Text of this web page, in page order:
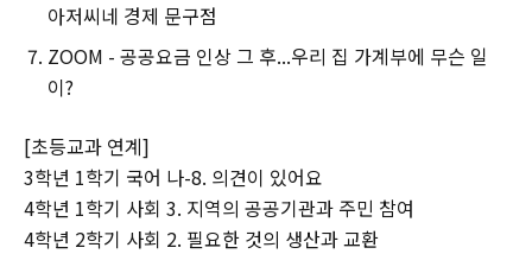
아저씨네 경제 문구점
ZOOM - 공공요금 인상 그 후...우리 집 가계부에 무슨 일
이?
[초등교과 연계]
3학년 1학기 국어 나-8. 의견이 있어요
4학년 1학기 사회 3. 지역의 공공기관과 주민 참여
4학년 2학기 사회 2. 필요한 것의 생산과 교환